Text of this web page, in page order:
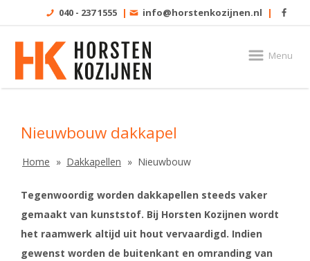
040 - 237 1555 | info@horstenkozijnen.nl |
Menu
Nieuwbouw dakkapel
Home Dakkapellen Nieuwbouw
Tegenwoordig worden dakkapellen steeds vaker
gemaakt van kunststof. Bij Horsten Kozijnen wordt
het raamwerk altijd uit hout vervaardigd. Indien
gewenst worden de buitenkant en omranding van